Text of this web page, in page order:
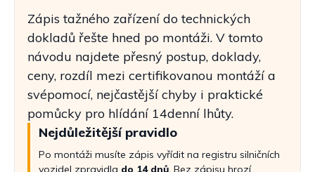
Zápis tažného zařízení do technických
dokladů řešte hned po montáži. V tomto
návodu najdete přesný postup, doklady,
ceny, rozdíl mezi certifikovanou montáží a
svépomocí, nejčastější chyby i praktické
pomůcky pro hlídání 14denní lhůty.
Nejdůležitější pravidlo
Po montáži musíte zápis vyřídit na registru silničních
vozidel zpravidla do 14 dnů. Bez zápisu hrozí